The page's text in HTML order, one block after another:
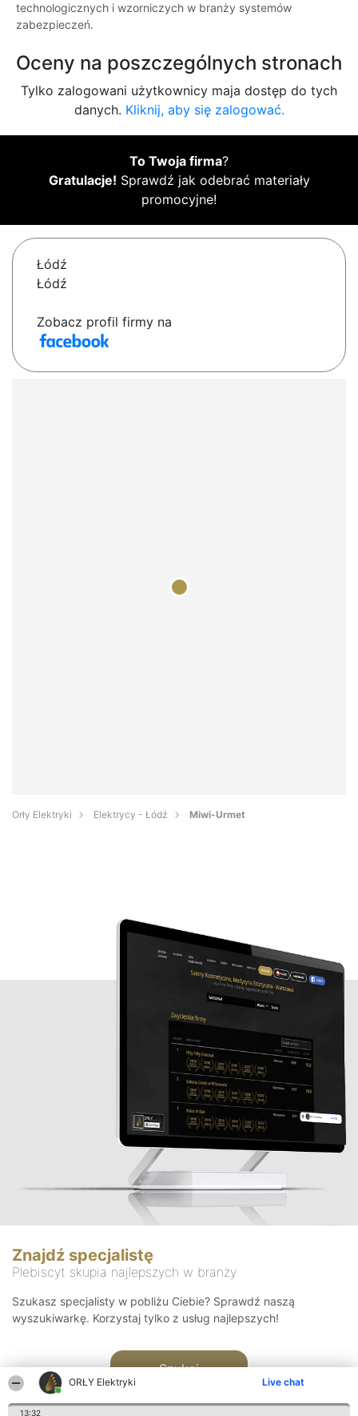
ORŁY Elektryki Live chat
13:32
technologicznych i wzorniczych w branży systemów
zabezpieczeń.
Oceny na poszczególnych stronach
Tylko zalogowani użytkownicy maja dostęp do tych
danych. Kliknij, aby się zalogować.
To Twoja firma?
Gratulacje! Sprawdź jak odebrać materiały
promocyjne!
Łódź
Łódź
Zobacz profil firmy na
Orły Elektryki Elektrycy - Łódź Miwi-Urmet
Znajdź specjalistę
Plebiscyt skupia najlepszych w branży
Szukasz specjalisty w pobliżu Ciebie? Sprawdź naszą
wyszukiwarkę. Korzystaj tylko z usług najlepszych!
Szukaj